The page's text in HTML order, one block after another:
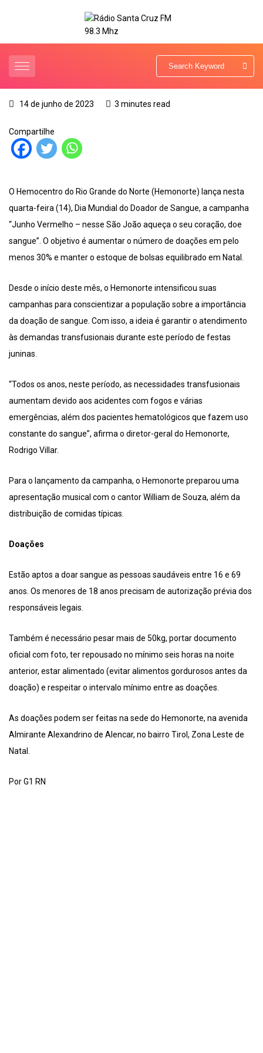
14 de junho de 2023 3 minutes read
Compartilhe
O Hemocentro do Rio Grande do Norte (Hemonorte) lança nesta
quarta-feira (14), Dia Mundial do Doador de Sangue, a campanha
“Junho Vermelho – nesse São João aqueça o seu coração, doe
sangue”. O objetivo é aumentar o número de doações em pelo
menos 30% e manter o estoque de bolsas equilibrado em Natal.
Desde o início deste mês, o Hemonorte intensificou suas
campanhas para conscientizar a população sobre a importância
da doação de sangue. Com isso, a ideia é garantir o atendimento
às demandas transfusionais durante este período de festas
juninas.
“Todos os anos, neste período, as necessidades transfusionais
aumentam devido aos acidentes com fogos e várias
emergências, além dos pacientes hematológicos que fazem uso
constante do sangue”, afirma o diretor-geral do Hemonorte,
Rodrigo Villar.
Para o lançamento da campanha, o Hemonorte preparou uma
apresentação musical com o cantor William de Souza, além da
distribuição de comidas típicas.
Doações
Estão aptos a doar sangue as pessoas saudáveis entre 16 e 69
anos. Os menores de 18 anos precisam de autorização prévia dos
responsáveis legais.
Também é necessário pesar mais de 50kg, portar documento
oficial com foto, ter repousado no mínimo seis horas na noite
anterior, estar alimentado (evitar alimentos gordurosos antes da
doação) e respeitar o intervalo mínimo entre as doações.
As doações podem ser feitas na sede do Hemonorte, na avenida
Almirante Alexandrino de Alencar, no bairro Tirol, Zona Leste de
Natal.
Por G1 RN